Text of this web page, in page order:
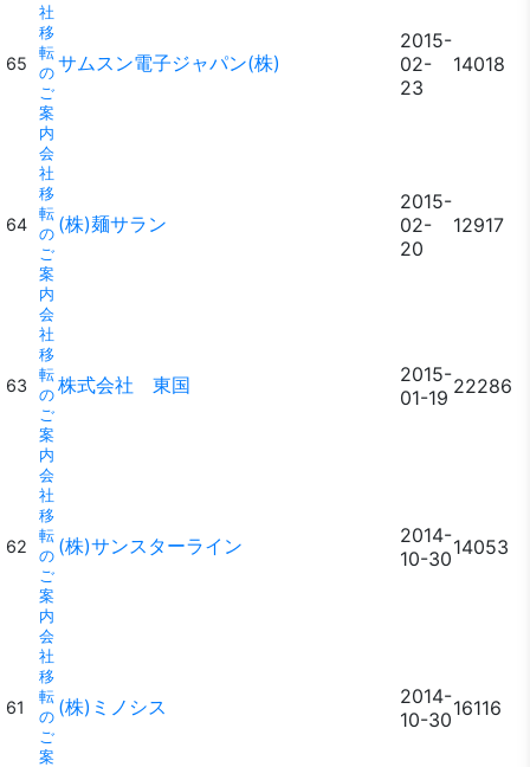
65
社
移
転
の
ご
案
内
サムスン電子ジャパン(株)
2015-
02-
23
14018
64
会
社
移
転
の
ご
案
内
(株)麺サラン
2015-
02-
20
12917
63
会
社
移
転
の
ご
案
内
株式会社 東国
2015-
01-19 22286
62
会
社
移
転
の
ご
案
内
(株)サンスターライン
2014-
10-3014053
61
会
社
移
転
の
ご
案
(株)ミノシス
2014-
10-3016116